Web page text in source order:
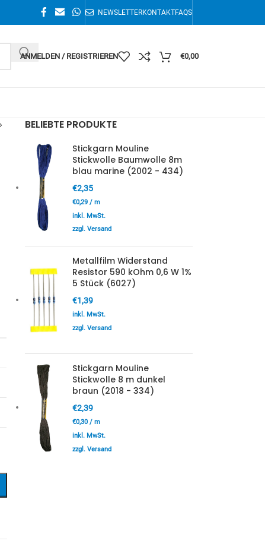
NEWSLETTERKONTAKTFAQS
ANMELDEN / REGISTRIEREN €0,00
BELIEBTE PRODUKTE
Stickgarn Mouline
Stickwolle Baumwolle 8m
blau marine (2002 - 434)
€2,35
€0,29/ m
inkl. MwSt.
zzgl. Versand
Metallfilm Widerstand
Resistor 590 kOhm 0,6 W 1%
5 Stück (6027)
€1,39
inkl. MwSt.
zzgl. Versand
Stickgarn Mouline
Stickwolle 8 m dunkel
braun (2018 - 334)
€2,39
€0,30/ m
inkl. MwSt.
zzgl. Versand